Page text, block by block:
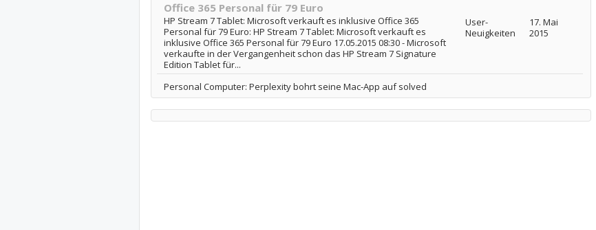
Office 365 Personal für 79 Euro
HP Stream 7 Tablet: Microsoft verkauft es inklusive Office 365
Personal für 79 Euro: HP Stream 7 Tablet: Microsoft verkauft es
inklusive Office 365 Personal für 79 Euro 17.05.2015 08:30 - Microsoft
verkaufte in der Vergangenheit schon das HP Stream 7 Signature
Edition Tablet für...
User-
Neuigkeiten
17. Mai
2015
Personal Computer: Perplexity bohrt seine Mac-App auf solved